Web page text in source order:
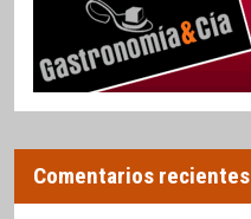
Comentarios recientes